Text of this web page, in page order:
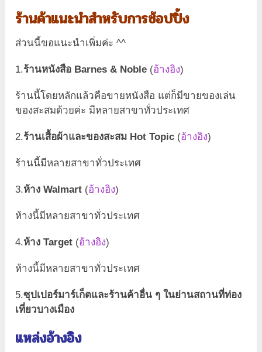
ร้านค้าแนะนำสำหรับการช้อปปิ้ง
ส่วนนี้ขอแนะนำเพิ่มค่ะ ^^
1.ร้านหนังสือ Barnes & Noble (อ้างอิง)
ร้านนี้โดยหลักแล้วคือขายหนังสือ แต่ก็มีขายของเล่น
ของสะสมด้วยค่ะ มีหลายสาขาทั่วประเทศ
2.ร้านเสื้อผ้าและของสะสม Hot Topic (อ้างอิง)
ร้านนี้มีหลายสาขาทั่วประเทศ
3.ห้าง Walmart (อ้างอิง)
ห้างนี้มีหลายสาขาทั่วประเทศ
4.ห้าง Target (อ้างอิง)
ห้างนี้มีหลายสาขาทั่วประเทศ
5.ซุปเปอร์มาร์เก็ตและร้านค้าอื่น ๆ ในย่านสถานที่ท่อง
เที่ยวบางเมือง
แหล่งอ้างอิง